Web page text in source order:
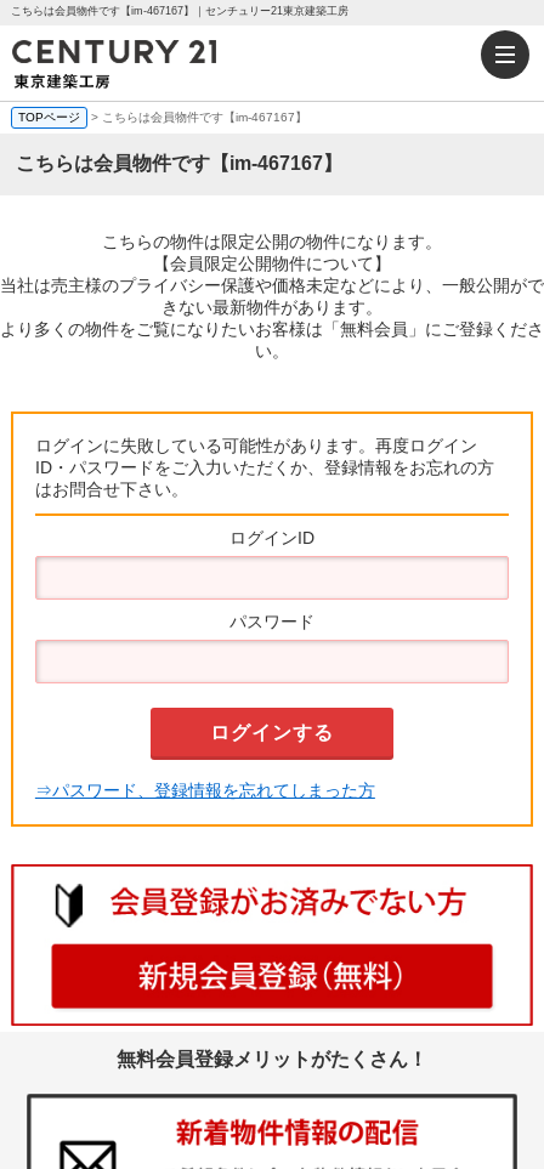
こちらは会員物件です【im-467167】｜センチュリー21東京建築工房
TOPページ > こちらは会員物件です【im-467167】
こちらは会員物件です【im-467167】
こちらの物件は限定公開の物件になります。
【会員限定公開物件について】
当社は売主様のプライバシー保護や価格未定などにより、一般公開がで
きない最新物件があります。
より多くの物件をご覧になりたいお客様は「無料会員」にご登録くださ
い。
ログインに失敗している可能性があります。再度ログイン
ID・パスワードをご入力いただくか、登録情報をお忘れの方
はお問合せ下さい。
ログインID
パスワード
⇒パスワード、登録情報を忘れてしまった方
無料会員登録メリットがたくさん！